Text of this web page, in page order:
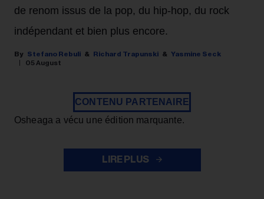
de renom issus de la pop, du hip-hop, du rock
indépendant et bien plus encore.
Stefano Rebuli Richard Trapunski
Yasmine Seck
05 August
CONTENU PARTENAIRE
Osheaga a vécu une édition marquante.
LIRE PLUS